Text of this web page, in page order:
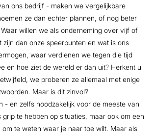
ons bedrijf - maken we vergelijkbare
ze dan echter plannen, of nog beter
willen we als onderneming over vijf of
zijn dan onze speerpunten en wat is ons
waar verdienen we tegen die tijd
en hoe ziet de wereld er dan uit? Herkent u
we proberen ze allemaal met enige
Maar is dit zinvol?
- en zelfs noodzakelijk voor de meeste van
te hebben op situaties, maar ook om een
om te weten waar je naar toe wilt. Maar als